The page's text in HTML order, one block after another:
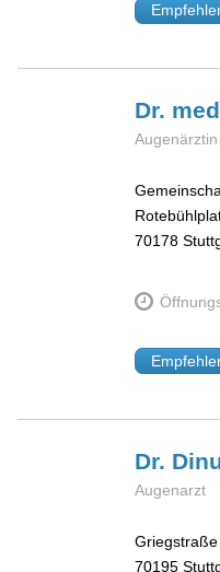
Dr.
Augenärztin
70178
Dr.
Augenarzt
70195